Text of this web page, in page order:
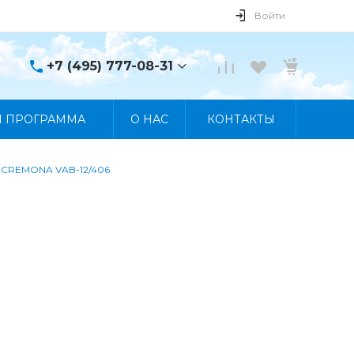
Войти
+7 (495) 777-08-31
+7 (495) 777-08-31
Выходной
ПРОГРАММА О НАС КОНТАКТЫ
VAB-12/406